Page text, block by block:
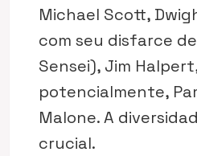
Michael Scott,
com seu disfarce
Sensei), Jim
potencialmente,
Malone. A
crucial.